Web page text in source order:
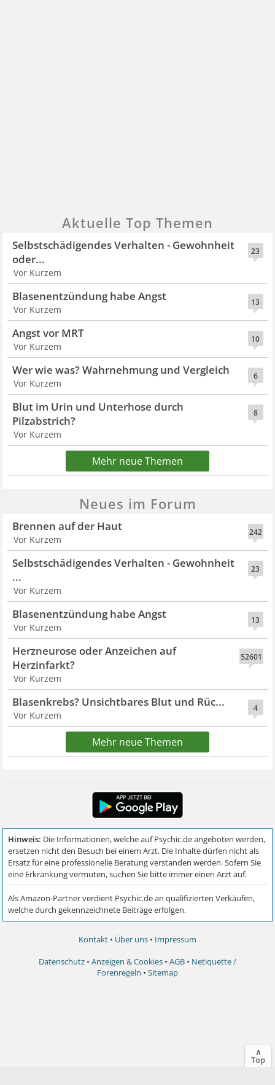
Aktuelle Top Themen
23
Selbstschädigendes Verhalten - Gewohnheit
oder...
Vor Kurzem
13
Blasenentzündung habe Angst
Vor Kurzem
10
Angst vor MRT
Vor Kurzem
6
Wer wie was? Wahrnehmung und Vergleich
Vor Kurzem
8
Blut im Urin und Unterhose durch
Pilzabstrich?
Vor Kurzem
Mehr neue Themen
Neues im Forum
242
Brennen auf der Haut
Vor Kurzem
23
Selbstschädigendes Verhalten - Gewohnheit
...
Vor Kurzem
13
Blasenentzündung habe Angst
Vor Kurzem
52601
Herzneurose oder Anzeichen auf
Herzinfarkt?
Vor Kurzem
4
Blasenkrebs? Unsichtbares Blut und Rüc...
Vor Kurzem
Mehr neue Themen
Kontakt • Über uns • Impressum
Datenschutz • Anzeigen & Cookies • AGB • Netiquette /
Forenregeln • Sitemap
∧
Top